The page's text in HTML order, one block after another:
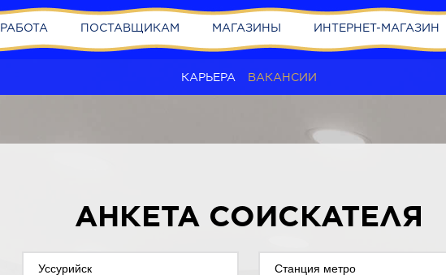
РАБОТА ПОСТАВЩИКАМ МАГАЗИНЫ ИНТЕРНЕТ-МАГАЗИН
КАРЬЕРА ВАКАНСИИ
АНКЕТА СОИСКАТЕЛЯ